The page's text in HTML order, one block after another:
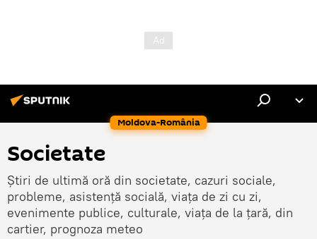
Moldova-România
Societate
Știri de ultimă oră din societate, cazuri sociale,
probleme, asistență socială, viața de zi cu zi,
evenimente publice, culturale, viața de la țară, din
cartier, prognoza meteo